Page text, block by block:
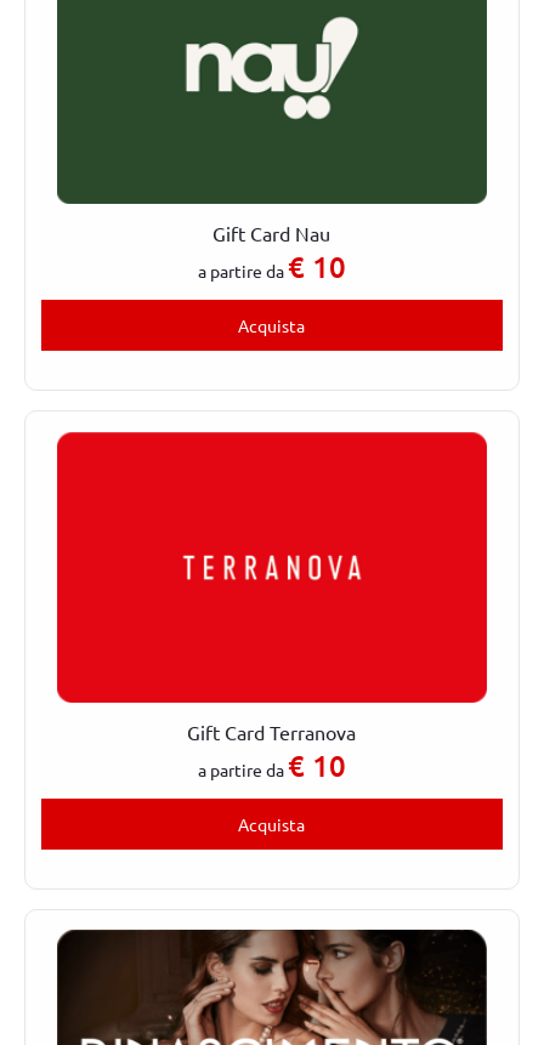
Gift Card Nau
a partire da€ 10
Acquista
Gift Card Terranova
a partire da€ 10
Acquista